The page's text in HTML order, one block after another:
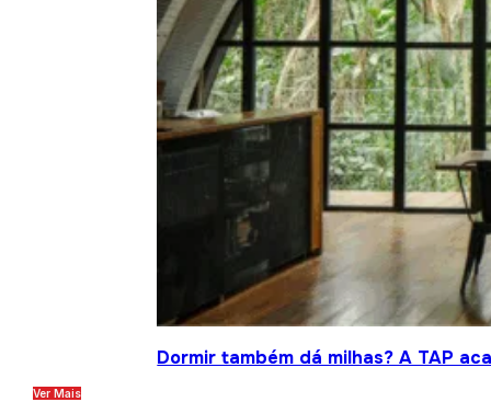
Dormir também dá milhas? A TAP
Ver Mais